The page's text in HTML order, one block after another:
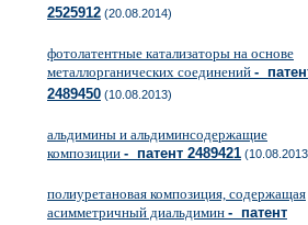
2525912 (20.08.2014)
фотолатентные катализаторы на основе
металлорганических соединений -
2489450 (10.08.2013)
альдимины и альдиминсодержащие
композиции - патент 2489421
полиуретановая композиция, содержащая
асимметричный диальдимин - патент